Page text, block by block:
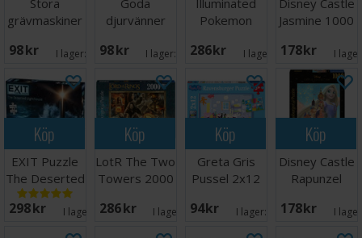
grävmaskiner
bitar
98 SEK I lager:
djurvänner
bitar
98 SEK I lager:
Pokemon
286 SEK I lager:
Jasmine 1000
178 SEK I
Köp
EXIT Puzzle
The Deserted
Lighthouse
298 SEK I lager: 3
Köp
LotR The Two
Towers 2000
286 SEK I lager: 1
Köp
Greta Gris
Pussel 2x12
94 SEK I lager:
Köp
Disney Castle
Rapunzel
178 SEK I